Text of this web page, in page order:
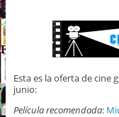
Esta es la oferta de cine
junio:
Película recomendada: